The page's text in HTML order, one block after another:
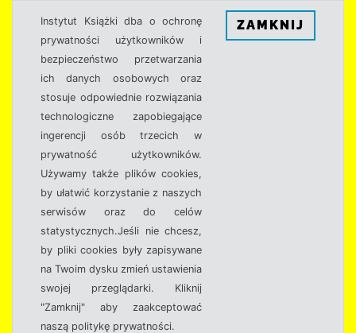
Instytut Książki dba o ochronę
prywatności użytkowników i
bezpieczeństwo przetwarzania
ich danych osobowych oraz
stosuje odpowiednie rozwiązania
technologiczne zapobiegające
ingerencji osób trzecich w
prywatność użytkowników.
Używamy także plików cookies,
by ułatwić korzystanie z naszych
serwisów oraz do celów
statystycznych.Jeśli nie chcesz,
by pliki cookies były zapisywane
na Twoim dysku zmień ustawienia
swojej przeglądarki. Kliknij
"Zamknij" aby zaakceptować
naszą politykę prywatności.
ZAMKNIJ